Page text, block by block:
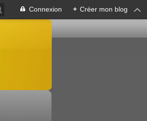
Connexion + Créer mon blog